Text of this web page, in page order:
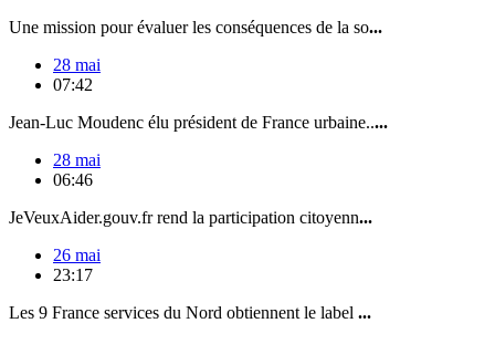
Une mission pour évaluer les conséquences de la so...
28 mai
07:42
Jean-Luc Moudenc élu président de France urbaine.....
28 mai
06:46
JeVeuxAider.gouv.fr rend la participation citoyenn...
26 mai
23:17
Les 9 France services du Nord obtiennent le label ...